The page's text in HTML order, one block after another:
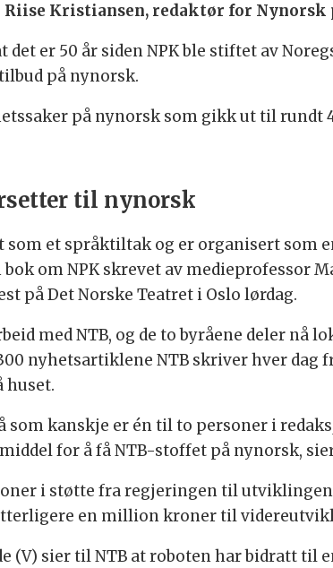
Kristiansen, redaktør for Nynorsk
er 50 år siden NPK ble stiftet av
på nynorsk.
på nynorsk som gikk ut til rundt
til nynorsk
som et språktiltak og er organisert
om NPK skrevet av medieprofessor
på Det Norske Teatret i Oslo lørdag.
med NTB, og de to byråene deler nå
nyhetsartiklene NTB skriver hver
huset.
som kanskje er én til to personer i
for å få NTB-stoffet på nynorsk,
i støtte fra regjeringen til
en million kroner til
(V) sier til NTB at roboten har bidratt til